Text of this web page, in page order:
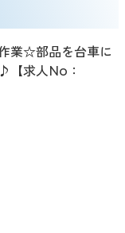
業☆部品を台車に
【求人No：